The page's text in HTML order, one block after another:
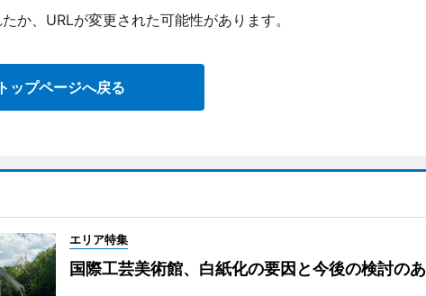
か、URLが変更された可能性があります。
ップページへ戻る
エリア特集
国際工芸美術館、白紙化の要因と今後の検討の